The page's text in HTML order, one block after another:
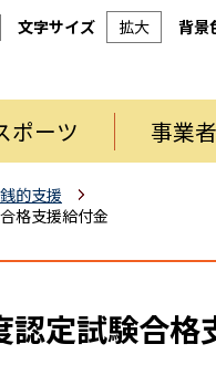
文字サイズ 拡大 背景
ポーツ 事業
的支援
格支援給付金
定試験合格